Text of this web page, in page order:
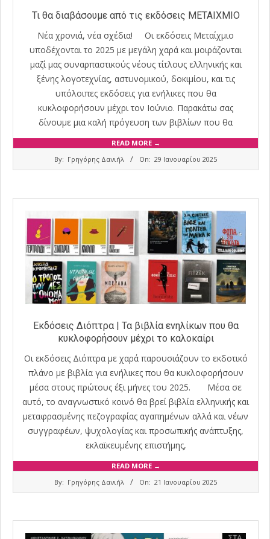
Τι θα διαβάσουμε από τις εκδόσεις ΜΕΤΑΙΧΜΙΟ
Νέα χρονιά, νέα σχέδια! Οι εκδόσεις Μεταίχμιο
υποδέχονται το 2025 με μεγάλη χαρά και μοιράζονται
μαζί μας συναρπαστικούς νέους τίτλους ελληνικής και
ξένης λογοτεχνίας, αστυνομικού, δοκιμίου, και τις
υπόλοιπες εκδόσεις για ενήλικες που θα
κυκλοφορήσουν μέχρι τον Ιούνιο. Παρακάτω σας
δίνουμε μια καλή πρόγευση των βιβλίων που θα
READ MORE →
By: Γρηγόρης Δανιήλ On: 29 Ιανουαρίου 2025
Εκδόσεις Διόπτρα | Τα βιβλία ενηλίκων που θα
κυκλοφορήσουν μέχρι το καλοκαίρι
Οι εκδόσεις Διόπτρα με χαρά παρουσιάζουν το εκδοτικό
πλάνο με βιβλία για ενήλικες που θα κυκλοφορήσουν
μέσα στους πρώτους έξι μήνες του 2025. Μέσα σε
αυτό, το αναγνωστικό κοινό θα βρεί βιβλία ελληνικής και
μεταφρασμένης πεζογραφίας αγαπημένων αλλά και νέων
συγγραφέων, ψυχολογίας και προσωπικής ανάπτυξης,
εκλαϊκευμένης επιστήμης,
READ MORE →
By: Γρηγόρης Δανιήλ On: 21 Ιανουαρίου 2025